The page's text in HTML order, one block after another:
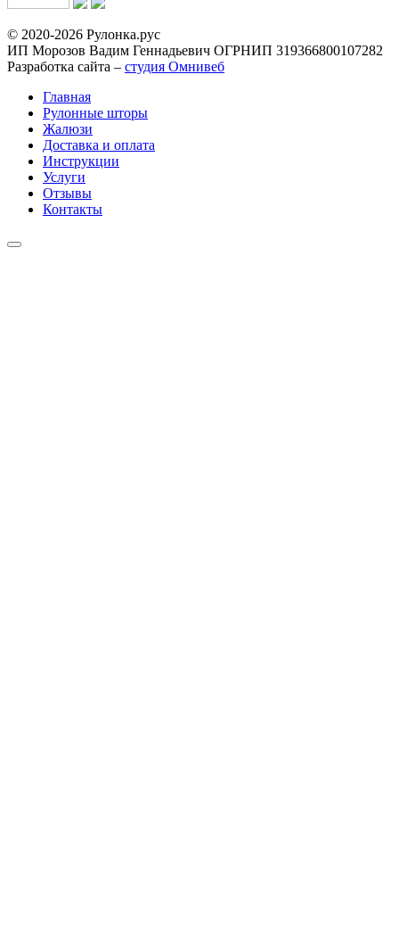
© 2020-2026 Рулонка.рус
ИП Морозов Вадим Геннадьевич ОГРНИП 319366800107282
Разработка сайта – студия Омнивеб
Главная
Рулонные шторы
Жалюзи
Доставка и оплата
Инструкции
Услуги
Отзывы
Контакты